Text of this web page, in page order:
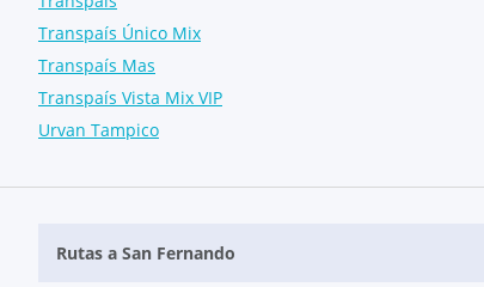
Transpaís Único Mix
Transpaís Mas
Transpaís Vista Mix VIP
Urvan Tampico
Rutas a San Fernando